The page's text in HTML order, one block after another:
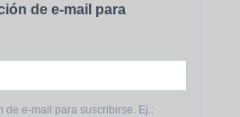
de e-mail para
de e-mail para suscribirse. Ej.: